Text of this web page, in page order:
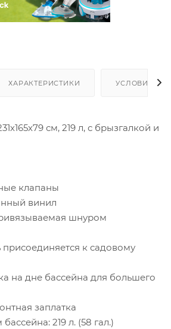
ХАРАКТЕРИСТИКИ УСЛОВИЯ
см, 219 л, с брызгалкой и
клапаны
винил
шнуром
присоединяется к садовому
на дне бассейна для большего
заплатка
219 л. (58 гал.)